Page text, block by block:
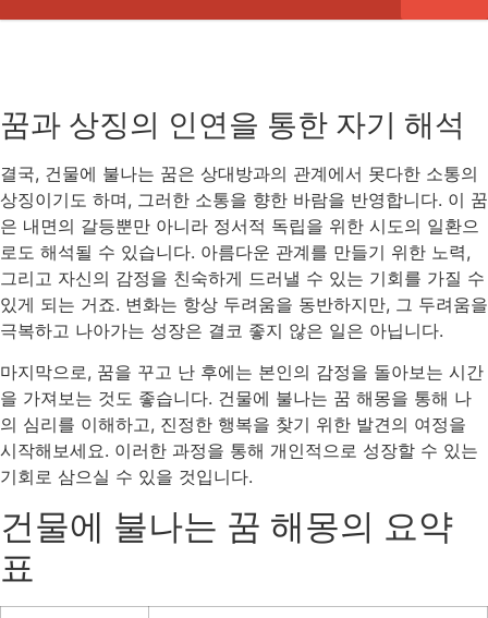
꿈과 상징의 인연을 통한 자기 해석
결국, 건물에 불나는 꿈은 상대방과의 관계에서 못다한 소통의
상징이기도 하며, 그러한 소통을 향한 바람을 반영합니다. 이 꿈
은 내면의 갈등뿐만 아니라 정서적 독립을 위한 시도의 일환으
로도 해석될 수 있습니다. 아름다운 관계를 만들기 위한 노력,
그리고 자신의 감정을 친숙하게 드러낼 수 있는 기회를 가질 수
있게 되는 거죠. 변화는 항상 두려움을 동반하지만, 그 두려움을
극복하고 나아가는 성장은 결코 좋지 않은 일은 아닙니다.
마지막으로, 꿈을 꾸고 난 후에는 본인의 감정을 돌아보는 시간
을 가져보는 것도 좋습니다. 건물에 불나는 꿈 해몽을 통해 나
의 심리를 이해하고, 진정한 행복을 찾기 위한 발견의 여정을
시작해보세요. 이러한 과정을 통해 개인적으로 성장할 수 있는
기회로 삼으실 수 있을 것입니다.
건물에 불나는 꿈 해몽의 요약
표